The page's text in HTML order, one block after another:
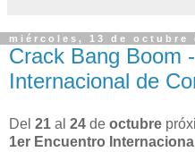
miércoles, 13 de octubre
Crack Bang Boom
Internacional de
Del 21 al 24 de octubre
1er Encuentro